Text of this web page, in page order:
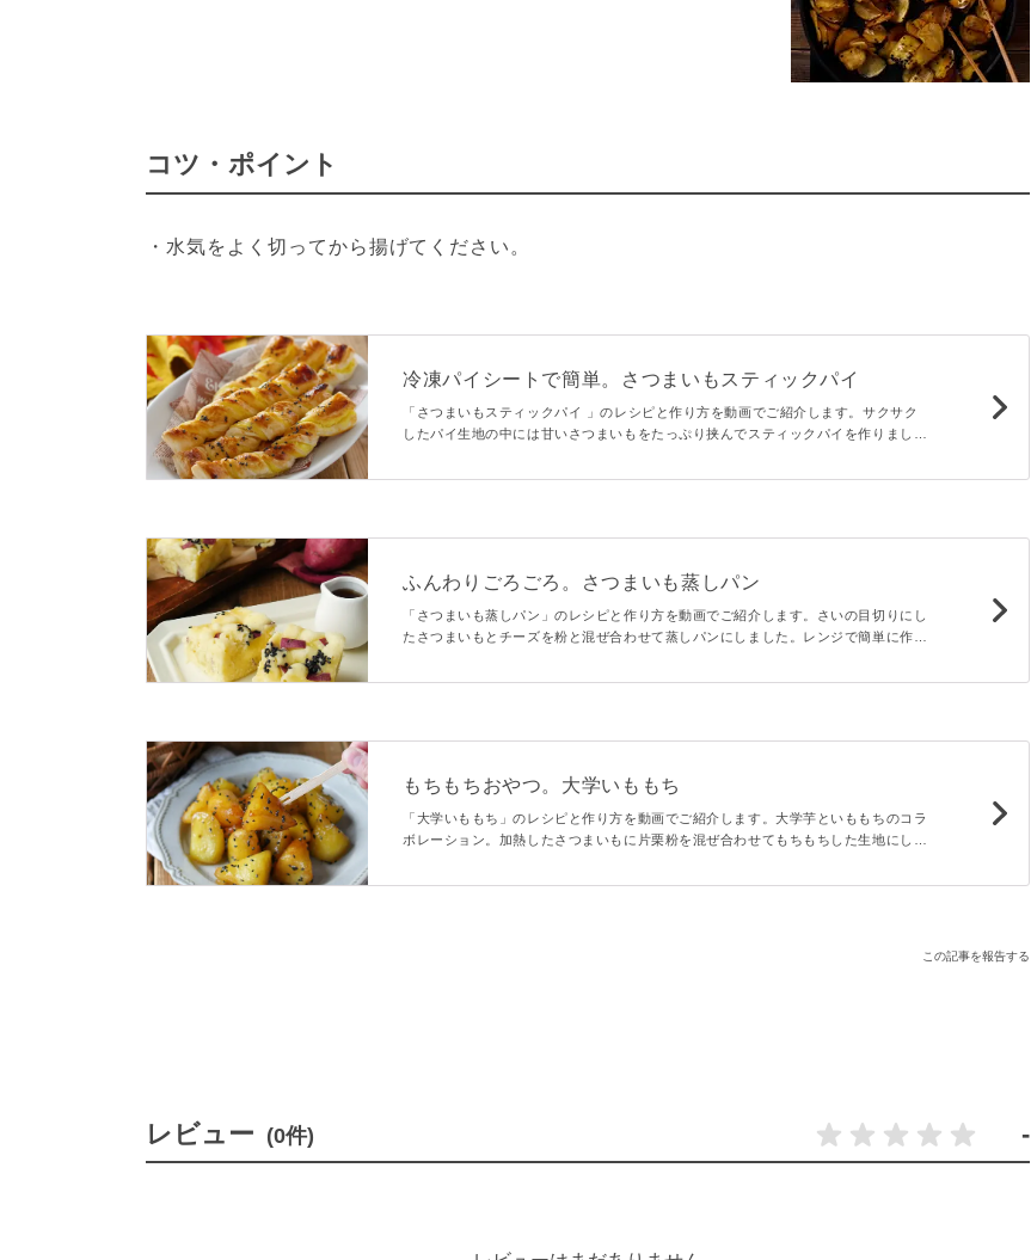
コツ・ポイント
・水気をよく切ってから揚げてください。
冷凍パイシートで簡単。さつまいもスティックパイ
「さつまいもスティックパイ 」のレシピと作り方を動画でご紹介します。サクサク
したパイ生地の中には甘いさつまいもをたっぷり挟んでスティックパイを作りまし
にもぴったりですよ♪
ふんわりごろごろ。さつまいも蒸しパン
「さつまいも蒸しパン」のレシピと作り方を動画でご紹介します。さいの目切りにし
たさつまいもとチーズを粉と混ぜ合わせて蒸しパンにしました。レンジで簡単に作れ
すよ。お子様のおやつにもぴったりなひと品です。
もちもちおやつ。大学いももち
「大学いももち」のレシピと作り方を動画でご紹介します。大学芋といももちのコラ
ボレーション。加熱したさつまいもに片栗粉を混ぜ合わせてもちもちした生地にし、
止まらない、お子様のおやつにもぴったりなひと品です。
この記事を報告する
レビュー (0件) -